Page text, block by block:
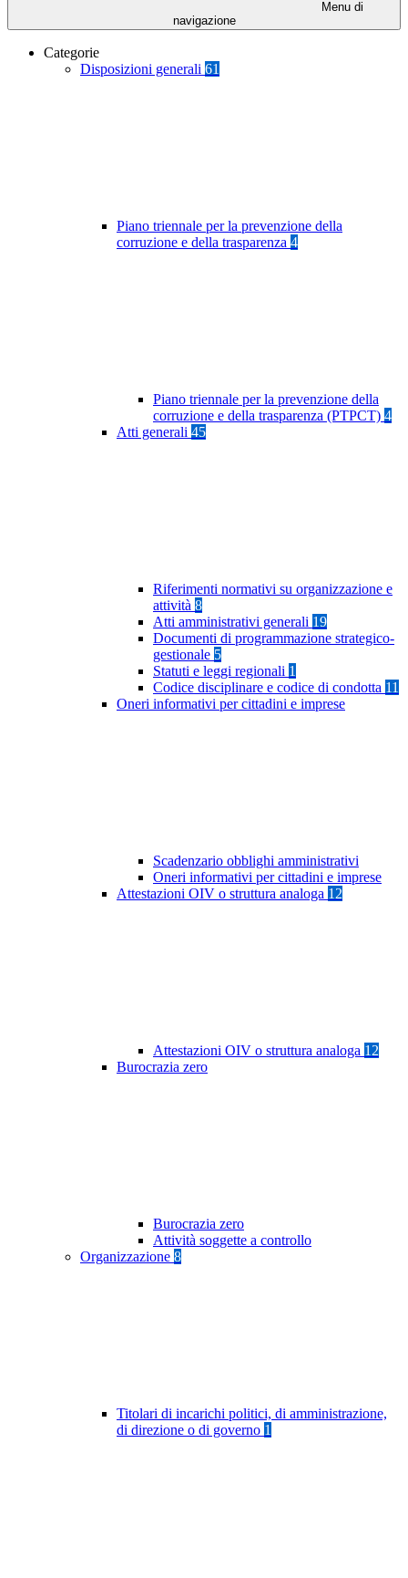
Menu di
navigazione
Categorie
Disposizioni generali 61
Piano triennale per la prevenzione della
corruzione e della trasparenza 4
Piano triennale per la prevenzione della
corruzione e della trasparenza (PTPCT) 4
Atti generali 45
Riferimenti normativi su organizzazione e
attività 8
Atti amministrativi generali 19
Documenti di programmazione strategico-
gestionale 5
Statuti e leggi regionali 1
Codice disciplinare e codice di condotta 11
Oneri informativi per cittadini e imprese
Scadenzario obblighi amministrativi
Oneri informativi per cittadini e imprese
Attestazioni OIV o struttura analoga 12
Attestazioni OIV o struttura analoga 12
Burocrazia zero
Burocrazia zero
Attività soggette a controllo
Organizzazione 8
Titolari di incarichi politici, di amministrazione,
di direzione o di governo 1